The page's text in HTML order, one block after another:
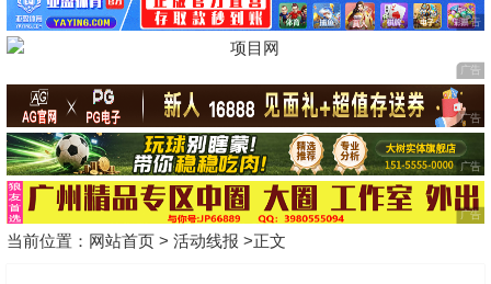
当前位置： 网站首页 > 活动线报 >正文